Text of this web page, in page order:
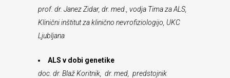
prof. dr. Janez Zidar, dr. med., vodja Tima za ALS,
Klinični inštitut za klinično nevrofiziologijo, UKC
Ljubljana
ALS v dobi genetike
doc. dr. Blaž Koritnik, dr. med, predstojnik